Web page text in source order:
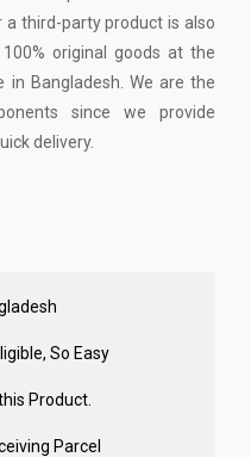
a third-party product is also
original goods at the
in Bangladesh. We are the
since we provide
delivery.
So Easy
Product.
Parcel